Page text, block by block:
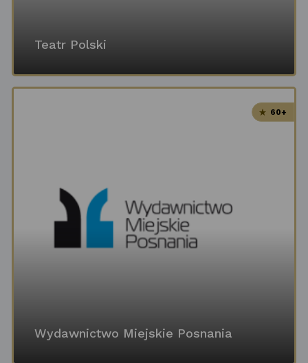
Teatr Polski
60+
Wydawnictwo Miejskie Posnania